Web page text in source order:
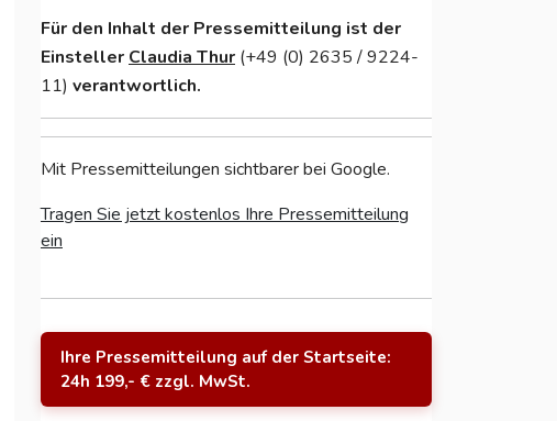
Für den Inhalt der Pressemitteilung ist der
Einsteller Claudia Thur (+49 (0) 2635 / 9224-
11) verantwortlich.
Mit Pressemitteilungen sichtbarer bei Google.
Tragen Sie jetzt kostenlos Ihre Pressemitteilung
ein
Ihre Pressemitteilung auf der Startseite:
24h 199,- € zzgl. MwSt.